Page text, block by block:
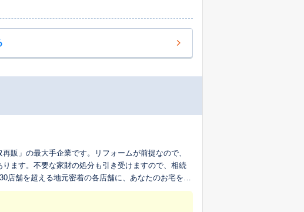
販」の最大手企業です。リフォームが前提なので、
ます。不要な家財の処分も引き受けますので、相続
店舗を超える地元密着の各店舗に、あなたのお宅を生